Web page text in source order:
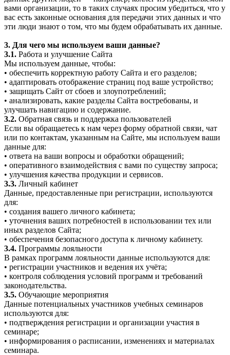
вами организации, то в таких случаях просим убедиться, что у
вас есть законные основания для передачи этих данных и что
эти люди знают о том, что мы будем обрабатывать их данные.
3. Для чего мы используем ваши данные?
3.1. Работа и улучшение Сайта
Мы используем данные, чтобы:
• обеспечить корректную работу Сайта и его разделов;
• адаптировать отображение страниц под ваше устройство;
• защищать Сайт от сбоев и злоупотреблений;
• анализировать, какие разделы Сайта востребованы, и
улучшать навигацию и содержание.
3.2. Обратная связь и поддержка пользователей
Если вы обращаетесь к нам через форму обратной связи, чат
или по контактам, указанным на Сайте, мы используем ваши
данные для:
• ответа на ваши вопросы и обработки обращений;
• оперативного взаимодействия с вами по существу запроса;
• улучшения качества продукции и сервисов.
3.3. Личный кабинет
Данные, предоставленные при регистрации, используются
для:
• создания вашего личного кабинета;
• уточнения ваших потребностей в использовании тех или
иных разделов Сайта;
• обеспечения безопасного доступа к личному кабинету.
3.4. Программы лояльности
В рамках программ лояльности данные используются для:
• регистрации участников и ведения их учёта;
• контроля соблюдения условий программ и требований
законодательства.
3.5. Обучающие мероприятия
Данные потенциальных участников учебных семинаров
используются для:
• подтверждения регистрации и организации участия в
семинаре;
• информирования о расписании, изменениях и материалах
семинара.